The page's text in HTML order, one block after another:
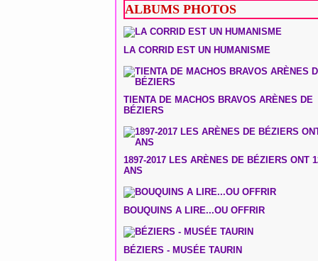
ALBUMS PHOTOS
LA CORRID EST UN HUMANISME
TIENTA DE MACHOS BRAVOS ARÈNES DE
BÉZIERS
1897-2017 LES ARÈNES DE BÉZIERS ONT
ANS
BOUQUINS A LIRE...OU OFFRIR
BÉZIERS - MUSÉE TAURIN